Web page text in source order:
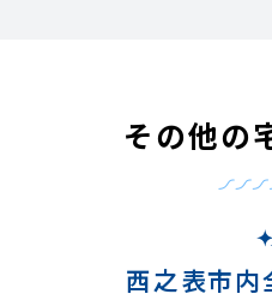
その他の
西之表市内